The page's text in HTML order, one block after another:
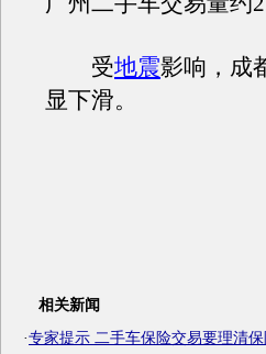
受地震影响，成
显下滑。
相关新闻
·专家提示 二手车保险交易要理清